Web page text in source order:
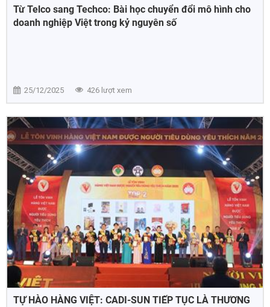
Từ Telco sang Techco: Bài học chuyển đổi mô hình cho
doanh nghiệp Việt trong kỷ nguyên số
25/12/2025 426 lượt xem
TỰ HÀO HÀNG VIỆT: CADI-SUN TIẾP TỤC LÀ THƯƠNG